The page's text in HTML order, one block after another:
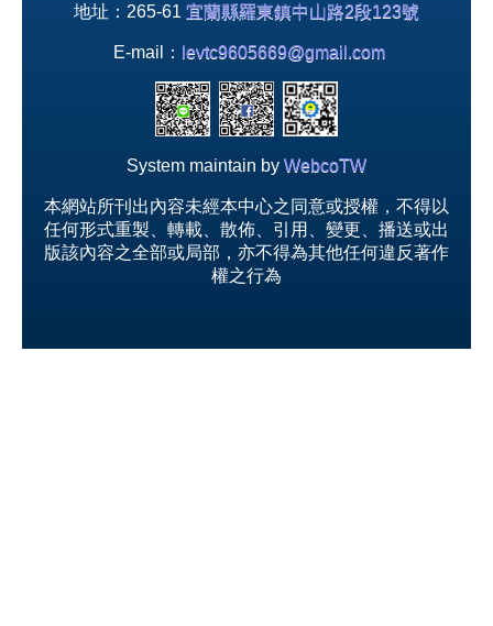
地址：265-61 宜蘭縣羅東鎮中山路2段123號
E-mail： levtc9605669@gmail.com
System maintain by WebcoTW
本網站所刊出內容未經本中心之同意或授權，不得以
任何形式重製、轉載、散佈、引用、變更、播送或出
版該內容之全部或局部，亦不得為其他任何違反著作
權之行為